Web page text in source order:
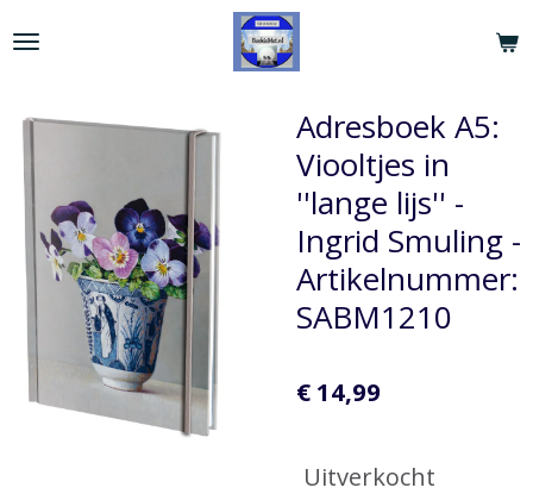
direct
hoofdinhoud
Adresboek A5:
Viooltjes in
''lange lijs'' -
Ingrid Smuling -
Artikelnummer:
SABM1210
€ 14,99
Uitverkocht